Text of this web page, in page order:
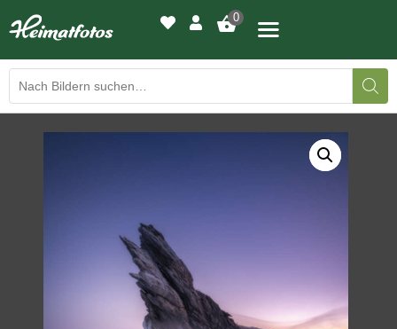
0
LED-LEUCHTBILDER
WIR DRUCKEN IHR BILD
AUSSTELLUNGEN